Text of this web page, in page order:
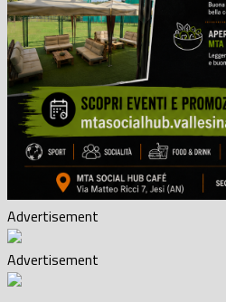
Advertisement
Advertisement